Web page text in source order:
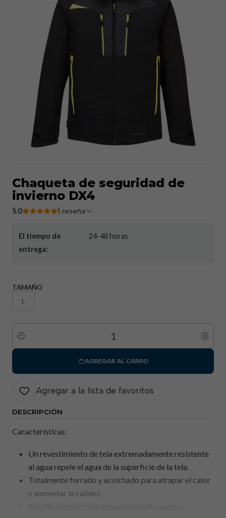
Chaqueta de seguridad de
invierno DX4
5.0 1 reseña
El tiempo de
entrega:
24-48 horas
TAMAÑO
L
Cantidad
AGREGAR AL CARRO
Agregar a la lista de favoritos
DESCRIPCIÓN
Características:
Un revestimiento de tela extremadamente resistente
al agua repele el agua de la superficie de la tela.
Totalmente forrado y acolchado para atrapar el calor
y aumentar la calidez.